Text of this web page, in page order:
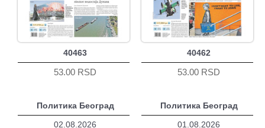
40463
53.00 RSD
40462
53.00 RSD
Политика Београд
02.08.2026
Политика Београд
01.08.2026